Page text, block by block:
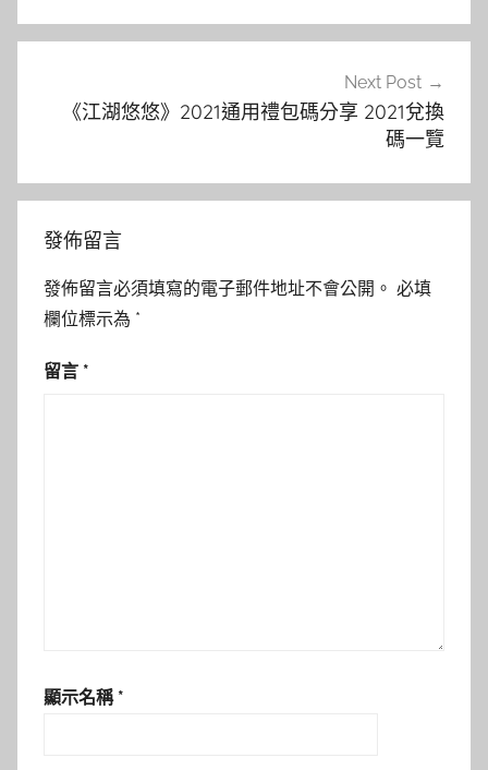
覽
Next Post
《江湖悠悠》2021通用禮包碼分享 2021兌換
碼一覽
發佈留言
發佈留言必須填寫的電子郵件地址不會公開。 必填
欄位標示為 *
留言 *
顯示名稱 *